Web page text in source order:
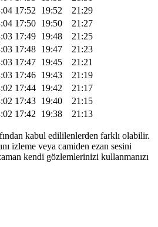
17:52 19:52
21:29
17:50 19:50
21:27
17:49 19:48
21:25
17:48 19:47
21:23
17:47 19:45
21:21
17:46 19:43
21:19
17:44 19:42
21:17
17:43 19:40
21:15
17:42 19:38 21:13
kabul edililenlerden farklı olabilir.
izleme veya camiden ezan sesini
kendi gözlemlerinizi kullanmanızı